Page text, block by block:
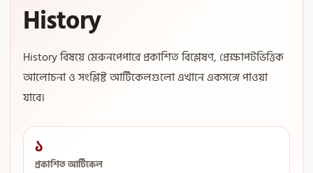
History
History বিষয়ে মেরুনপেপারে প্রকাশিত বিশ্লেষণ, প্রেক্ষাপটভিত্তিক
আলোচনা ও সংশ্লিষ্ট আর্টিকেলগুলো এখানে একসঙ্গে পাওয়া
যাবে।
১
প্রকাশিত আর্টিকেল